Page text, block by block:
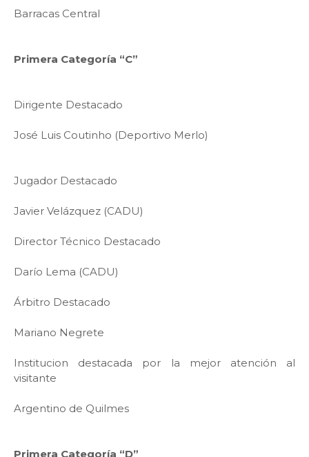
Barracas Central
Primera Categoría “C”
Dirigente Destacado
José Luis Coutinho (Deportivo Merlo)
Jugador Destacado
Javier Velázquez (CADU)
Director Técnico Destacado
Darío Lema (CADU)
Árbitro Destacado
Mariano Negrete
Institucion destacada por la mejor atención al
visitante
Argentino de Quilmes
Primera Categoría “D”